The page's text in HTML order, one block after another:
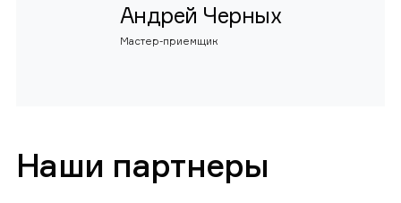
Андрей Черных
Мастер-приемщик
Наши партнеры